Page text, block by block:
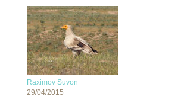
Raximov Suvon
29/04/2015